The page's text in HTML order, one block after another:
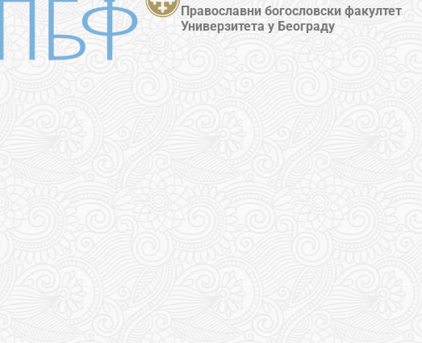
Православни богословски факултет
Универзитета у Београду